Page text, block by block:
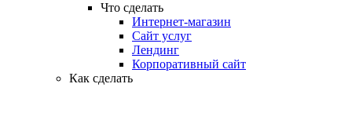
Что сделать
Интернет-магазин
Сайт услуг
Лендинг
Корпоративный сайт
Как сделать